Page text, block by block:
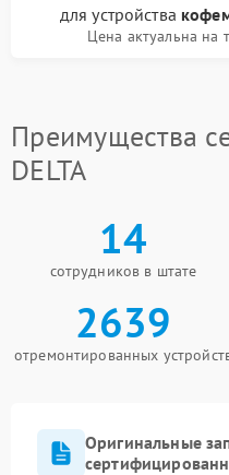
для устройства
Цена актуальна на
Преимущества
DELTA
14
сотрудников в штате
2639
отремонтированных
Оригинальные